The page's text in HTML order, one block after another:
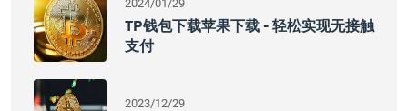
2024/01/29
TP钱包下载苹果下载 - 轻松实现无接触
支付
2023/12/29